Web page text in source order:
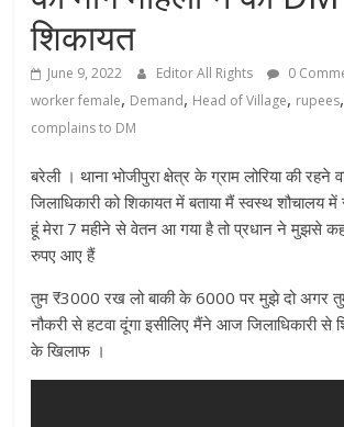
शिकायत
June 9, 2022 Editor All Rights 0
worker female, Demand, Head of Village, rupees
complains to DM
बरेली । थाना भोजीपुरा क्षेत्र के ग्राम लोरिया की रहने
जिलाधिकारी को शिकायत में बताया मैं स्वस्थ शौचालय में
हूं मेरा 7 महीने से वेतन आ गया है तो प्रधान ने मुझसे
रुपए आए हैं
तुम ₹3000 रख लो बाकी के 6000 पर मुझे दो अगर तुम
नौकरी से हटवा दूंगा इसीलिए मैंने आज जिलाधिकारी से
के खिलाफ ।